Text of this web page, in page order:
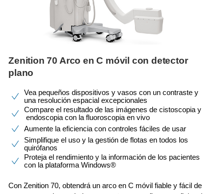
Zenition 70 Arco en C móvil con detector
plano
Vea pequeños dispositivos y vasos con un contraste y
una resolución espacial excepcionales
Compare el resultado de las imágenes de cistoscopia y
endoscopia con la fluoroscopia en vivo
Aumente la eficiencia con controles fáciles de usar
Simplifique el uso y la gestión de flotas en todos los
quirófanos
Proteja el rendimiento y la información de los pacientes
con la plataforma Windows®
Con Zenition 70, obtendrá un arco en C móvil fiable y fácil de